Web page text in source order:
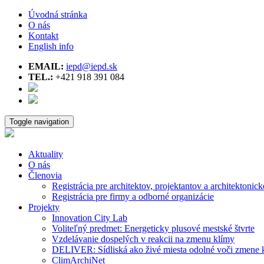
Úvodná stránka
O nás
Kontakt
English info
EMAIL: iepd@iepd.sk
TEL.: +421 918 391 084
Toggle navigation
Aktuality
O nás
Členovia
Registrácia pre architektov, projektantov a
Registrácia pre firmy a odborné organizácie
Projekty
Innovation City Lab
Voliteľný predmet: Energeticky plusové mestské štvrte
Vzdelávanie dospelých v reakcii na zmenu klímy
DELIVER: Sídliská ako živé miesta odolné voči zmene
ClimArchiNet